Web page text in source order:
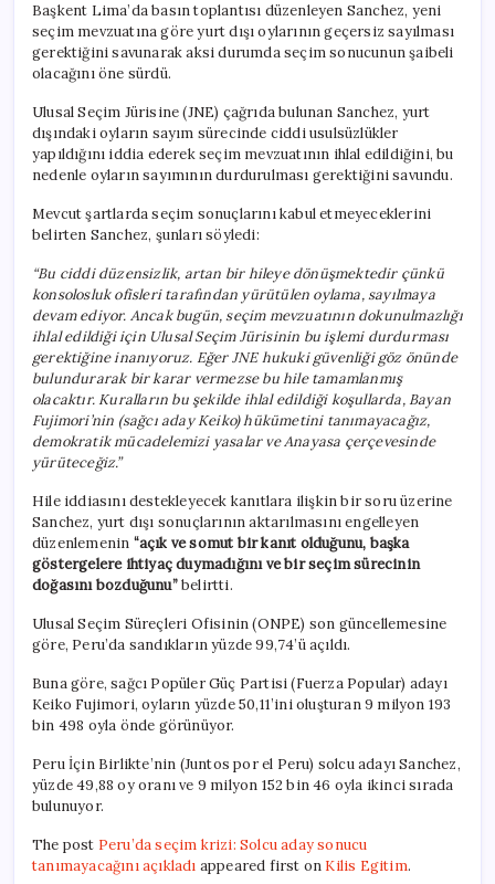
sonucu
tanımayacağını
açıkladı
Başkent Lima’da basın toplantısı düzenleyen Sanchez, yeni
seçim mevzuatına göre yurt dışı oylarının geçersiz sayılması
gerektiğini savunarak aksi durumda seçim sonucunun şaibeli
olacağını öne sürdü.
Ulusal Seçim Jürisine (JNE) çağrıda bulunan Sanchez, yurt
dışındaki oyların sayım sürecinde ciddi usulsüzlükler
yapıldığını iddia ederek seçim mevzuatının ihlal edildiğini, bu
nedenle oyların sayımının durdurulması gerektiğini savundu.
Mevcut şartlarda seçim sonuçlarını kabul etmeyeceklerini
belirten Sanchez, şunları söyledi:
“Bu ciddi düzensizlik, artan bir hileye dönüşmektedir çünkü
konsolosluk ofisleri tarafından yürütülen oylama, sayılmaya
devam ediyor. Ancak bugün, seçim mevzuatının dokunulmazlığı
ihlal edildiği için Ulusal Seçim Jürisinin bu işlemi durdurması
gerektiğine inanıyoruz. Eğer JNE hukuki güvenliği göz önünde
bulundurarak bir karar vermezse bu hile tamamlanmış
olacaktır. Kuralların bu şekilde ihlal edildiği koşullarda, Bayan
Fujimori’nin (sağcı aday Keiko) hükümetini tanımayacağız,
demokratik mücadelemizi yasalar ve Anayasa çerçevesinde
yürüteceğiz.”
Hile iddiasını destekleyecek kanıtlara ilişkin bir soru üzerine
Sanchez, yurt dışı sonuçlarının aktarılmasını engelleyen
düzenlemenin “açık ve somut bir kanıt olduğunu, başka
göstergelere ihtiyaç duymadığını ve bir seçim sürecinin
doğasını bozduğunu”belirtti.
Ulusal Seçim Süreçleri Ofisinin (ONPE) son güncellemesine
göre, Peru’da sandıkların yüzde 99,74’ü açıldı.
Buna göre, sağcı Popüler Güç Partisi (Fuerza Popular) adayı
Keiko Fujimori, oyların yüzde 50,11’ini oluşturan 9 milyon 193
bin 498 oyla önde görünüyor.
Peru İçin Birlikte’nin (Juntos por el Peru) solcu adayı Sanchez,
yüzde 49,88 oy oranı ve 9 milyon 152 bin 46 oyla ikinci sırada
bulunuyor.
The post Peru’da seçim krizi: Solcu aday sonucu
tanımayacağını açıkladı appeared first on Kilis Egitim.